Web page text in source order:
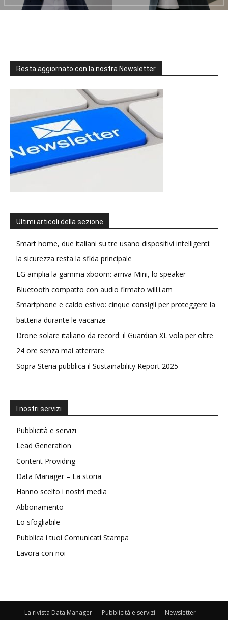
Resta aggiornato con la nostra Newsletter
Ultimi articoli della sezione
Smart home, due italiani su tre usano dispositivi intelligenti:
la sicurezza resta la sfida principale
LG amplia la gamma xboom: arriva Mini, lo speaker
Bluetooth compatto con audio firmato will.i.am
Smartphone e caldo estivo: cinque consigli per proteggere la
batteria durante le vacanze
Drone solare italiano da record: il Guardian XL vola per oltre
24 ore senza mai atterrare
Sopra Steria pubblica il Sustainability Report 2025
I nostri servizi
Pubblicità e servizi
Lead Generation
Content Providing
Data Manager – La storia
Hanno scelto i nostri media
Abbonamento
Lo sfogliabile
Pubblica i tuoi Comunicati Stampa
Lavora con noi
La rivista Data Manager Pubblicità e servizi
Newsletter